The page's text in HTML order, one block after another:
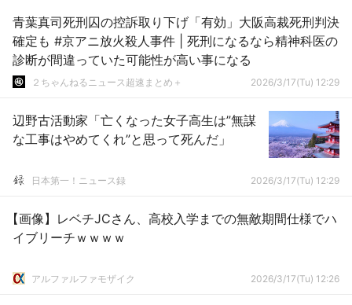
青葉真司死刑囚の控訴取り下げ「有効」大阪高裁死刑判決
確定も #京アニ放火殺人事件 | 死刑になるなら精神科医の
診断が間違っていた可能性が高い事になる
２ちゃんねるニュース超速まとめ＋ 2026/3/17(Tu) 12:29
辺野古活動家「亡くなった女子高生は”無謀
な工事はやめてくれ”と思って死んだ」
日本第一！ニュース録 2026/3/17(Tu) 12:29
【画像】レベチJCさん、高校入学までの無敵期間仕様でハ
イブリーチｗｗｗｗ
アルファルファモザイク 2026/3/17(Tu) 12:26